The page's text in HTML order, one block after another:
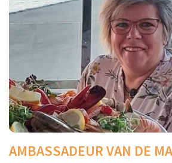
AMBASSADEUR VAN DE